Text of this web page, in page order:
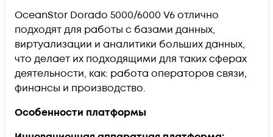
OceanStor Dorado 5000/6000 V6 отлично
подходят для работы с базами данных,
виртуализации и аналитики больших данных,
что делает их подходящими для таких сферах
деятельности, как: работа операторов связи,
финансы и производство.
Особенности платформы